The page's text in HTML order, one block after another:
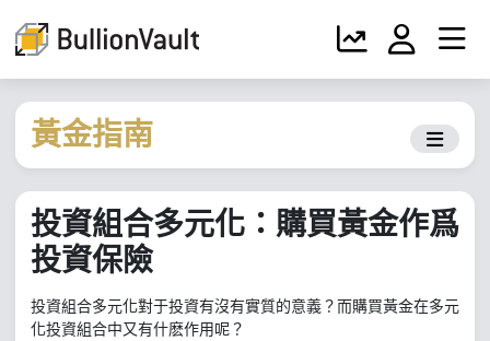
黃金指南
投資組合多元化：購買黃金作爲
投資保險
投資組合多元化對于投資有沒有實質的意義？而購買黃金在多元
化投資組合中又有什麽作用呢？